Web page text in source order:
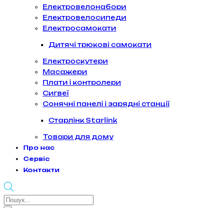
Електровелонабори
Електровелосипеди
Електросамокати
Дитячі трюкові самокати
Електроскутери
Масажери
Плати і контролери
Сигвеї
Сонячні панелі і зарядні станції
Старлінк Starlink
Товари для дому
Про нас
Сервіс
Контакти
Products